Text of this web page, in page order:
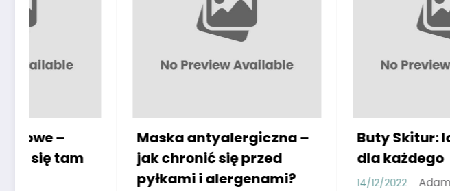
Maska antyalergiczna –
jak chronić się przed
pyłkami i alergenami?
Buty Skitur: Idealne buty
dla każdego
14/12/2022